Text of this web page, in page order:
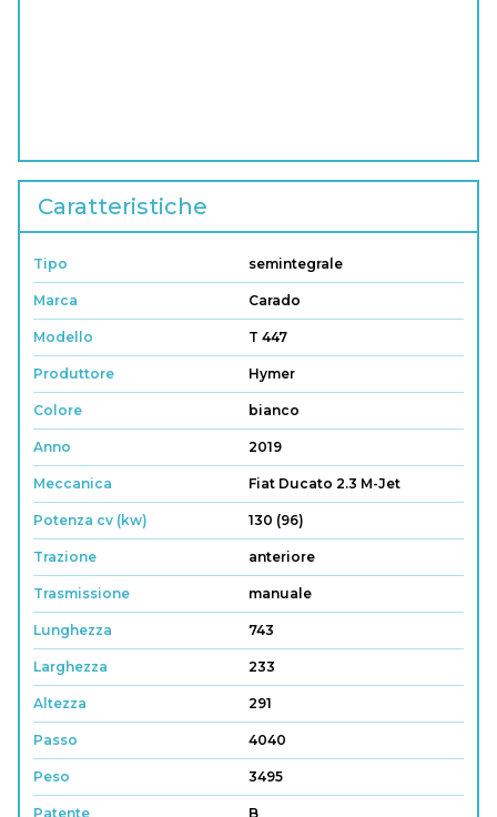
Caratteristiche
Tipo semintegrale
Marca Carado
Modello T 447
Produttore Hymer
Colore bianco
Anno 2019
Meccanica Fiat Ducato 2.3 M-Jet
Potenza cv (kw) 130 (96)
Trazione anteriore
Trasmissione manuale
Lunghezza 743
Larghezza 233
Altezza 291
Passo 4040
Peso 3495
Patente B